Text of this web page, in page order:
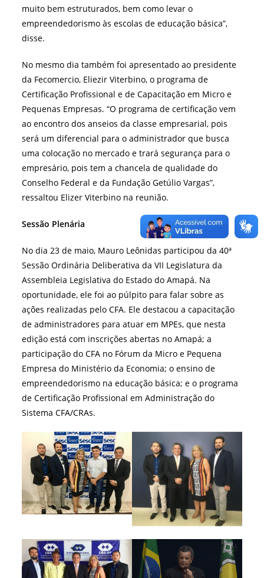
muito bem estruturados, bem como levar o
empreendedorismo às escolas de educação básica”,
disse.
No mesmo dia também foi apresentado ao presidente
da Fecomercio, Eliezir Viterbino, o programa de
Certificação Profissional e de Capacitação em Micro e
Pequenas Empresas. “O programa de certificação vem
ao encontro dos anseios da classe empresarial, pois
será um diferencial para o administrador que busca
uma colocação no mercado e trará segurança para o
empresário, pois tem a chancela de qualidade do
Conselho Federal e da Fundação Getúlio Vargas”,
ressaltou Elizer Viterbino na reunião.
Sessão Plenária
No dia 23 de maio, Mauro Leônidas participou da 40ª
Sessão Ordinária Deliberativa da VII Legislatura da
Assembleia Legislativa do Estado do Amapá. Na
oportunidade, ele foi ao púlpito para falar sobre as
ações realizadas pelo CFA. Ele destacou a capacitação
de administradores para atuar em MPEs, que nesta
edição está com inscrições abertas no Amapá; a
participação do CFA no Fórum da Micro e Pequena
Empresa do Ministério da Economia; o ensino de
empreendedorismo na educação básica; e o programa
de Certificação Profissional em Administração do
Sistema CFA/CRAs.